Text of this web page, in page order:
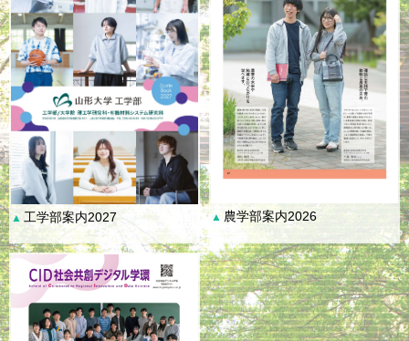
▲ 工学部案内2027 ▲ 農学部案内2026